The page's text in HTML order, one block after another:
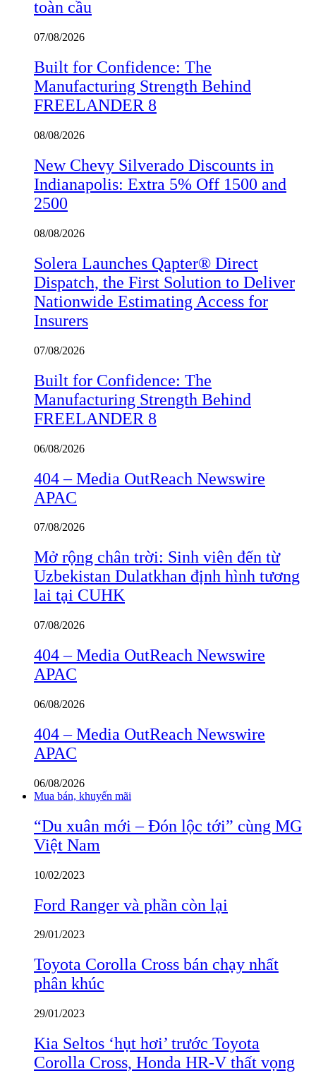
toàn cầu
07/08/2026
Built for Confidence: The
Manufacturing Strength Behind
FREELANDER 8
08/08/2026
New Chevy Silverado Discounts in
Indianapolis: Extra 5% Off 1500 and
2500
08/08/2026
Solera Launches Qapter® Direct
Dispatch, the First Solution to Deliver
Nationwide Estimating Access for
Insurers
07/08/2026
Built for Confidence: The
Manufacturing Strength Behind
FREELANDER 8
06/08/2026
404 – Media OutReach Newswire
APAC
07/08/2026
Mở rộng chân trời: Sinh viên đến từ
Uzbekistan Dulatkhan định hình tương
lai tại CUHK
07/08/2026
404 – Media OutReach Newswire
APAC
06/08/2026
404 – Media OutReach Newswire
APAC
06/08/2026
Mua bán, khuyến mãi
“Du xuân mới – Đón lộc tới” cùng MG
Việt Nam
10/02/2023
Ford Ranger và phần còn lại
29/01/2023
Toyota Corolla Cross bán chạy nhất
phân khúc
29/01/2023
Kia Seltos ‘hụt hơi’ trước Toyota
Corolla Cross, Honda HR-V thất vọng